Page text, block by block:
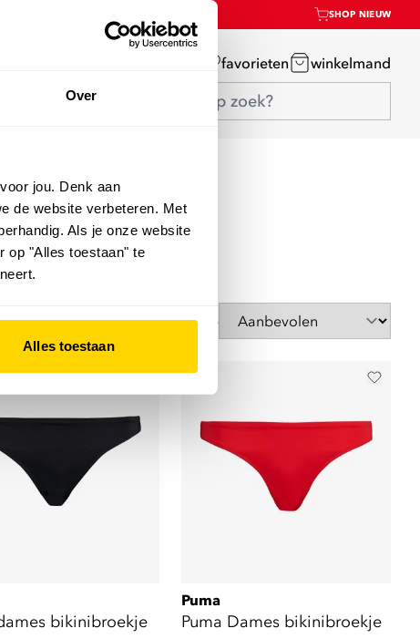
Over
jou. Denk aan
de website verbeteren. Met
Als je onze website
op "Alles toestaan" te
Alles toestaan
SHOP NIEUW
favorieten winkelmand
Sorteer op
bikinibroekje
Puma
Puma Dames bikinibroekje